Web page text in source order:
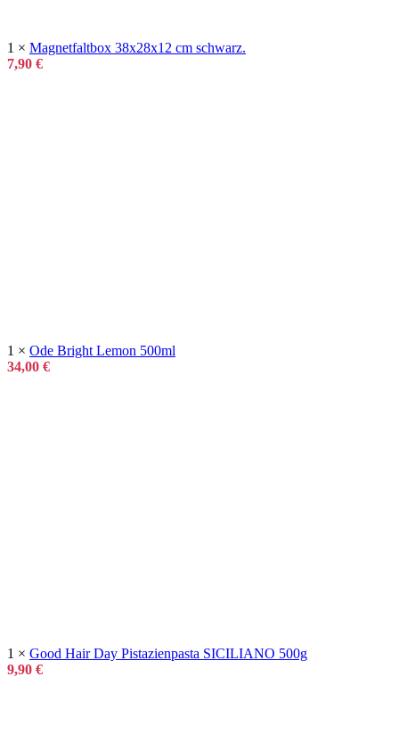
1 × Magnetfaltbox 38x28x12 cm schwarz.
7,90 €
1 × Ode Bright Lemon 500ml
34,00 €
1 × Good Hair Day Pistazienpasta SICILIANO 500g
9,90 €